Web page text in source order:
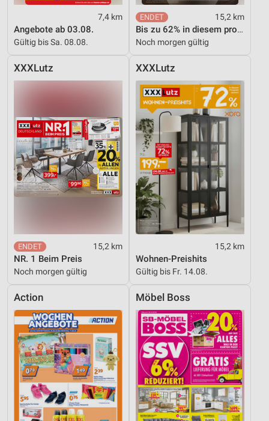
7,4 km
Angebote ab 03.08.
Gültig bis Sa. 08.08.
15,2 km
Bis zu 62% in diesem prospekt
Noch morgen gültig
XXXLutz
15,2 km
NR. 1 Beim Preis
Noch morgen gültig
XXXLutz
15,2 km
Wohnen-Preishits
Gültig bis Fr. 14.08.
Action Möbel Boss